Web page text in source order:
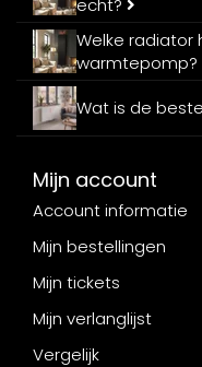
Welke radiator
warmtepomp?
Wat is de
Mijn account
Account informatie
Mijn bestellingen
Mijn tickets
Mijn verlanglijst
Vergelijk